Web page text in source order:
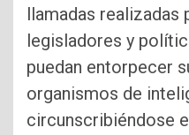
llamadas realizadas
legisladores y
puedan entorpecer
organismos de
circunscribiéndose